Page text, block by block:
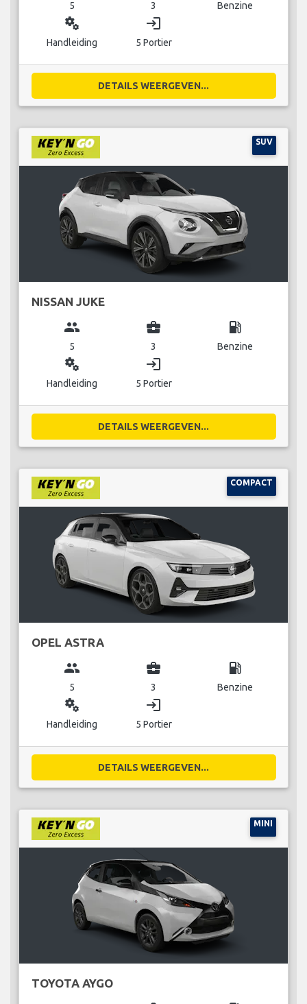
5 3 Benzine
miscellaneous_services
Handleiding
login
5 Portier
DETAILS WEERGEVEN...
SUV
NISSAN JUKE
group
5
business_center
3
local_gas_station
Benzine
miscellaneous_services
Handleiding
login
5 Portier
DETAILS WEERGEVEN...
COMPACT
OPEL ASTRA
group
5
business_center
3
local_gas_station
Benzine
miscellaneous_services
Handleiding
login
5 Portier
DETAILS WEERGEVEN...
MINI
TOYOTA AYGO